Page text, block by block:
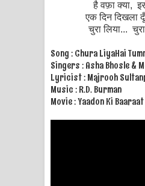
है वफ़ा क्या,
एक दिन दिखला
चुरा लिया...
Song : Chura LiyaHai
Singers : Asha Bhosle &
Lyricist : Majrooh
Music : R.D. Burman
Movie : Yaadon Ki Baaraat